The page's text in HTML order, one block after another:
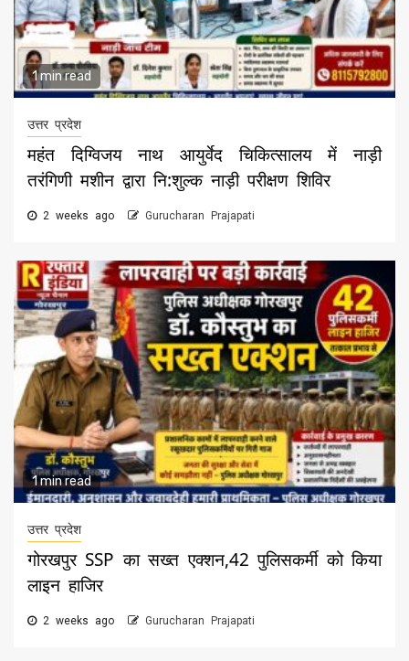
1 min read
उत्तर प्रदेश
महंत दिग्विजय नाथ आयुर्वेद चिकित्सालय में नाड़ी
तरंगिणी मशीन द्वारा नि:शुल्क नाड़ी परीक्षण शिविर
2 weeks ago Gurucharan Prajapati
1 min read
उत्तर प्रदेश
गोरखपुर SSP का सख्त एक्शन,42 पुलिसकर्मी को किया
लाइन हाजिर
2 weeks ago Gurucharan Prajapati